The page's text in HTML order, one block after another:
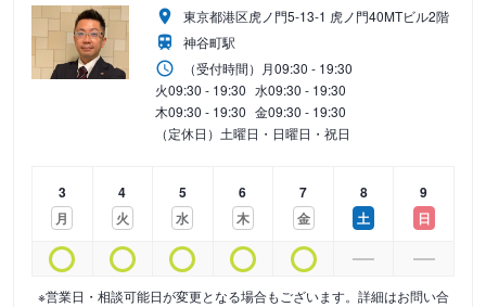
東京都港区虎ノ門5-13-1 虎ノ門40MTビル2階
神谷町駅
（受付時間） 月09:30 - 19:30
火09:30 - 19:30 水09:30 - 19:30
木09:30 - 19:30 金09:30 - 19:30
（定休日）土曜日・日曜日・祝日
3
月
4
火
5
水
6
木
7
金
8
土
9
日
※営業日・相談可能日が変更となる場合もございます。詳細はお問い合